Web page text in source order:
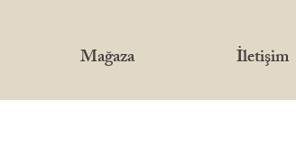
Mağaza İletişim